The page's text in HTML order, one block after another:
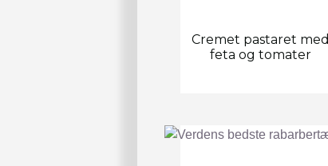
Cremet pastaret med
feta og tomater